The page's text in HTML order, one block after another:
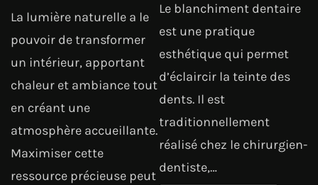
La lumière naturelle a le
pouvoir de transformer
un intérieur, apportant
chaleur et ambiance tout
en créant une
atmosphère accueillante.
Maximiser cette
ressource précieuse peut
Le blanchiment dentaire
est une pratique
esthétique qui permet
d’éclaircir la teinte des
dents. Il est
traditionnellement
réalisé chez le chirurgien-
dentiste,…